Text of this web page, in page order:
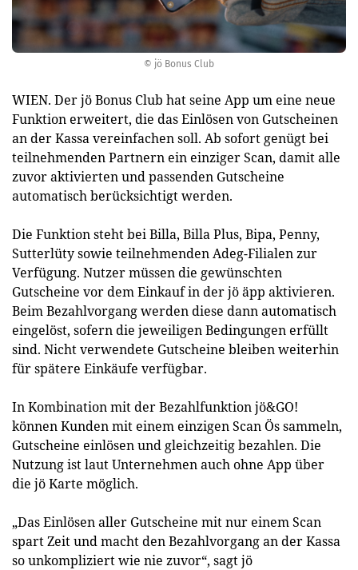
© jö Bonus Club
WIEN. Der jö Bonus Club hat seine App um eine neue
Funktion erweitert, die das Einlösen von Gutscheinen
an der Kassa vereinfachen soll. Ab sofort genügt bei
teilnehmenden Partnern ein einziger Scan, damit alle
zuvor aktivierten und passenden Gutscheine
automatisch berücksichtigt werden.
Die Funktion steht bei Billa, Billa Plus, Bipa, Penny,
Sutterlüty sowie teilnehmenden Adeg-Filialen zur
Verfügung. Nutzer müssen die gewünschten
Gutscheine vor dem Einkauf in der jö äpp aktivieren.
Beim Bezahlvorgang werden diese dann automatisch
eingelöst, sofern die jeweiligen Bedingungen erfüllt
sind. Nicht verwendete Gutscheine bleiben weiterhin
für spätere Einkäufe verfügbar.
In Kombination mit der Bezahlfunktion jö&GO!
können Kunden mit einem einzigen Scan Ös sammeln,
Gutscheine einlösen und gleichzeitig bezahlen. Die
Nutzung ist laut Unternehmen auch ohne App über
die jö Karte möglich.
„Das Einlösen aller Gutscheine mit nur einem Scan
spart Zeit und macht den Bezahlvorgang an der Kassa
so unkompliziert wie nie zuvor“, sagt jö